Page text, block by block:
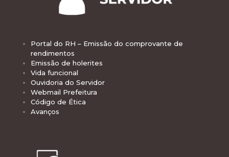
Portal do RH – Emissão do comprovante de
rendimentos
Emissão de holerites
Vida funcional
Ouvidoria do Servidor
Webmail Prefeitura
Código de Ética
Avanços